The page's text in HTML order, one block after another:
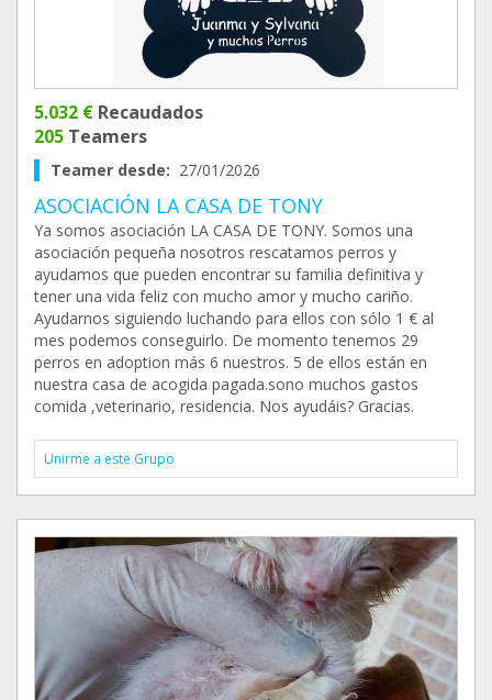
5.032 € Recaudados
205 Teamers
Teamer desde: 27/01/2026
ASOCIACIÓN LA CASA DE TONY
Ya somos asociación LA CASA DE TONY. Somos una
asociación pequeña nosotros rescatamos perros y
ayudamos que pueden encontrar su familia definitiva y
tener una vida feliz con mucho amor y mucho cariño.
Ayudarnos siguiendo luchando para ellos con sólo 1 € al
mes podemos conseguirlo. De momento tenemos 29
perros en adoption más 6 nuestros. 5 de ellos están en
nuestra casa de acogida pagada.sono muchos gastos
comida ,veterinario, residencia. Nos ayudáis? Gracias.
Unirme a este Grupo